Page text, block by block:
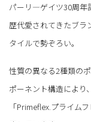
パーリ―ゲイツ30周年
歴代愛されてきたブラ
タイルで勢ぞろい。
性質の異なる2種類の
ポーネント構造により
「Primeflex.プライム